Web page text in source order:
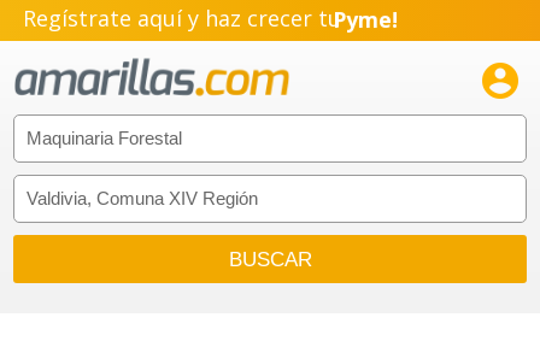
Regístrate aquí y haz crecer tuPyme!
Emprendimiento!
